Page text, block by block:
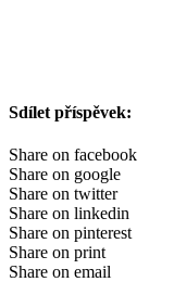
Sdílet příspěvek:
Share on facebook
Share on google
Share on twitter
Share on linkedin
Share on pinterest
Share on print
Share on email